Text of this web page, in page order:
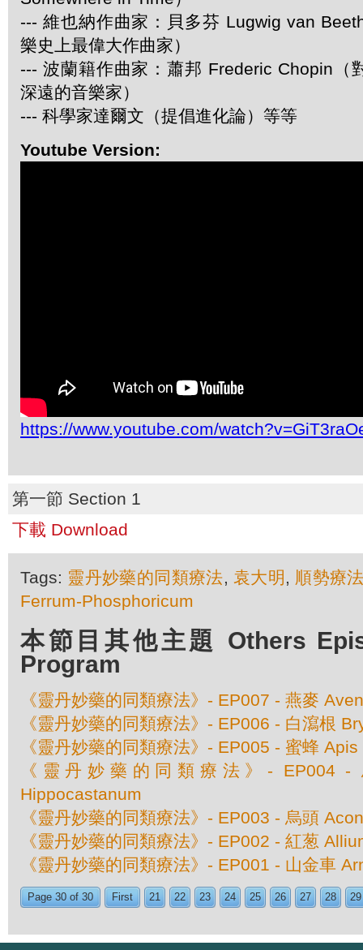
--- 維也納作曲家：貝多芬 Lugwig van
樂史上最偉大作曲家）
--- 波蘭籍作曲家：蕭邦 Frederic Chopin（
深遠的音樂家）
--- 科學家達爾文（提倡進化論）等等
Youtube Version:
https://www.youtube.com/
第一節 Section 1
下載 Download
Tags: 靈丹妙藥的同類療法, 袁大明 , 順勢療
Ferrum-Phosphoricum
本節目其他主題 Others
Program
《靈丹妙藥的同類療法》- EP007 - 燕麥
《靈丹妙藥的同類療法》- EP006 - 白瀉根
《靈丹妙藥的同類療法》- EP005 - 蜜蜂
《靈丹妙藥的同類療法》- EP004 -
Hippocastanum
《靈丹妙藥的同類療法》- EP003 - 烏頭
《靈丹妙藥的同類療法》- EP002 - 紅葱
《靈丹妙藥的同類療法》- EP001 - 山金車
Page 30 of 30 First 21 22 23 24 25 26 27 28 29